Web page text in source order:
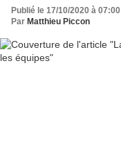
Publié le 17/10/2020 à 07:00
Par Matthieu Piccon